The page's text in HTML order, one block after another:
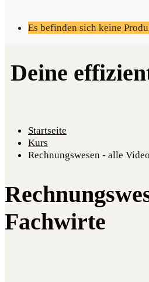
Es befinden sich keine
Startseite
Kurs
Rechnungswesen - alle
Fachwirte